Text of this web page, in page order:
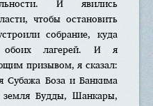
чтобы остановить
собрание, куда
обоих лагерей. И я
призывом, я сказал:
Субажа Боза и Банкима
Будды, Шанкары,